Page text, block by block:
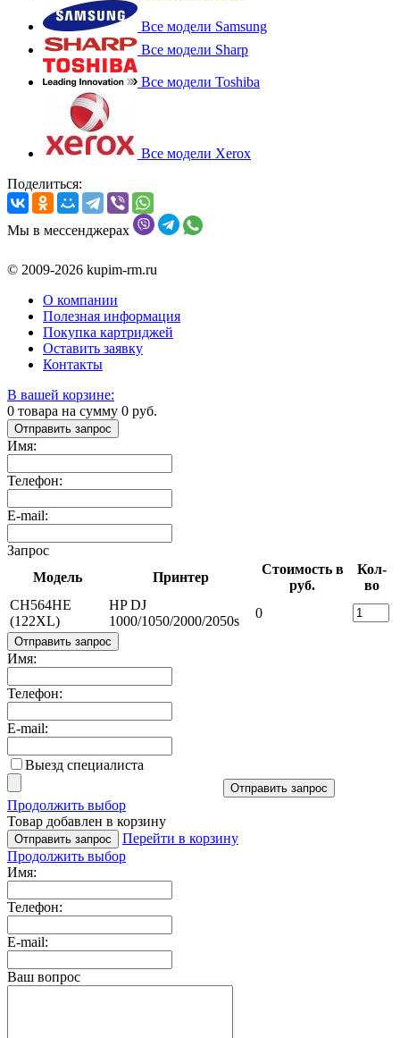
Все модели Samsung
Все модели Sharp
Все модели Toshiba
Все модели Xerox
Поделиться:
Мы в мессенджерах
© 2009-2026 kupim-rm.ru
О компании
Полезная информация
Покупка картриджей
Оставить заявку
Контакты
В вашей корзине:
0 товара на сумму 0 руб.
Отправить запрос
Имя:
Телефон:
E-mail:
Запрос
Модель
Принтер
Стоимость в
руб.
Кол-
во
CH564HE
(122XL)
HP DJ
1000/1050/2000/2050s
0
Отправить запрос
Имя:
Телефон:
E-mail:
Выезд специалиста
Отправить запрос
Продолжить выбор
Товар добавлен в корзину
Отправить запрос
Перейти в корзину
Продолжить выбор
Имя:
Телефон:
E-mail:
Ваш вопрос